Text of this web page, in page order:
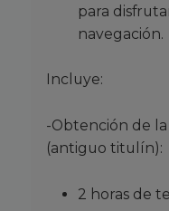
para
navegación.
Incluye:
-Obtención de
(antiguo titulín):
2 horas de